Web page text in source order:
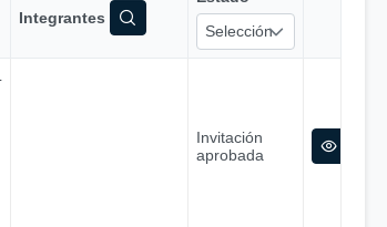
Integrantes
Selección
Invitación
aprobada